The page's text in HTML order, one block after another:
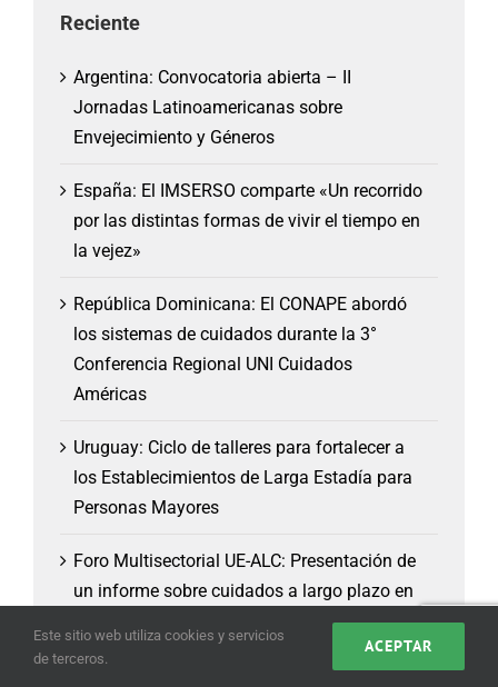
Reciente
Argentina: Convocatoria abierta – II
Jornadas Latinoamericanas sobre
Envejecimiento y Géneros
España: El IMSERSO comparte «Un recorrido
por las distintas formas de vivir el tiempo en
la vejez»
República Dominicana: El CONAPE abordó
los sistemas de cuidados durante la 3°
Conferencia Regional UNI Cuidados
Américas
Uruguay: Ciclo de talleres para fortalecer a
los Establecimientos de Larga Estadía para
Personas Mayores
Foro Multisectorial UE-ALC: Presentación de
un informe sobre cuidados a largo plazo en
Europa, América Latina y el Caribe
Este sitio web utiliza cookies y servicios
de terceros.
ACEPTAR